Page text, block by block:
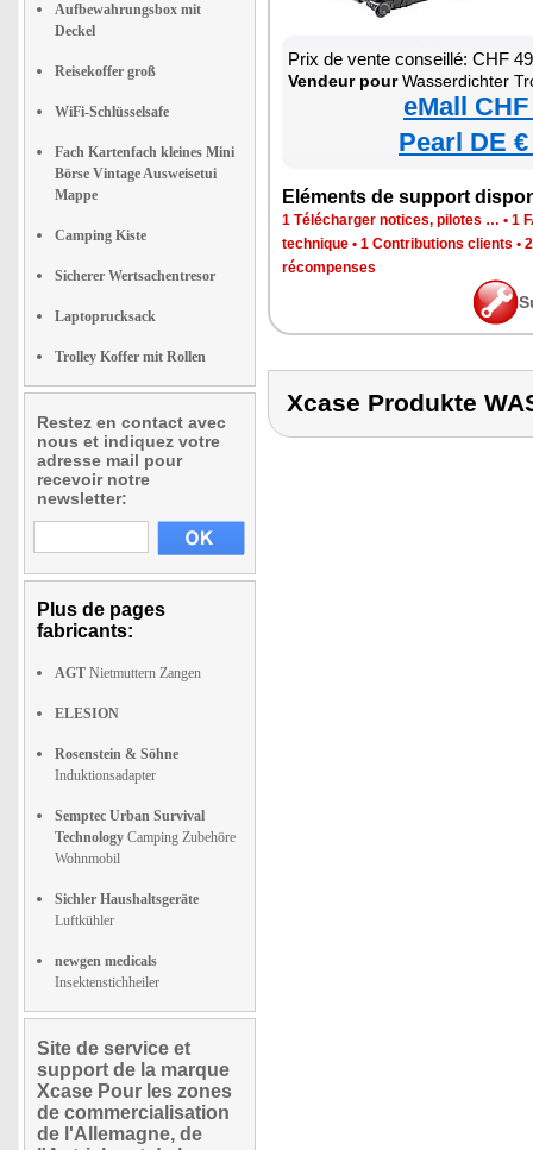
Aufbewahrungsbox mit
Deckel
Reisekoffer groß
WiFi-Schlüsselsafe
Fach Kartenfach kleines Mini
Börse Vintage Ausweisetui
Mappe
Camping Kiste
Sicherer Wertsachentresor
Laptoprucksack
Trolley Koffer mit Rollen
Restez en contact avec
nous et indiquez votre
adresse mail pour
recevoir notre
newsletter:
Plus de pages
fabricants:
AGT Nietmuttern Zangen
ELESION
Rosenstein & Söhne
Induktionsadapter
Semptec Urban Survival
Technology Camping Zubehöre
Wohnmobil
Sichler Haushaltsgeräte
Luftkühler
newgen medicals
Insektenstichheiler
Site de service et
support de la marque
Xcase Pour les zones
de commercialisation
de l'Allemagne, de
Prix de vente conseillé: CHF
Vendeur pourWasserdichter
eMall
Pearl DE
Eléments de support
1 Télécharger notices, pilotes … • 1
technique • 1 Contributions clients •
récompenses
Xcase Produkte